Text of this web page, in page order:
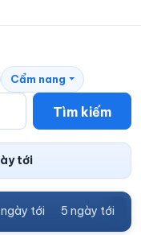
Tìm kiếm
Cẩm nang
tới
tới 5 ngày tới